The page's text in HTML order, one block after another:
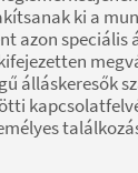
ki a
azon speciális
álláskeresők